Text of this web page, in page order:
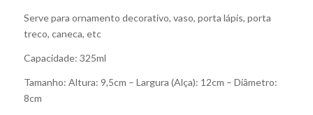
Serve para ornamento decorativo, vaso, porta lápis, porta
treco, caneca, etc
Capacidade: 325ml
Tamanho: Altura: 9,5cm – Largura (Alça): 12cm – Diâmetro:
8cm